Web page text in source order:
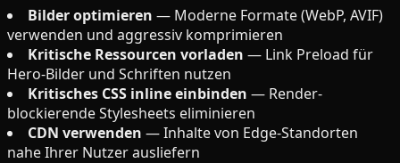
Bilder optimieren — Moderne Formate (WebP, AVIF)
verwenden und aggressiv komprimieren
Kritische Ressourcen vorladen — Link Preload für
Hero-Bilder und Schriften nutzen
Kritisches CSS inline einbinden — Render-
blockierende Stylesheets eliminieren
CDN verwenden — Inhalte von Edge-Standorten
nahe Ihrer Nutzer ausliefern